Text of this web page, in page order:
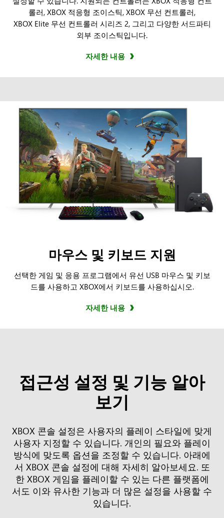
롤러, XBOX 적응형 조이스틱, XBOX 무선 컨트롤러,
XBOX Elite 무선 컨트롤러 시리즈 2, 그리고 다양한 서드파티
외부 조이스틱입니다.
자세한 내용
마우스 및 키보드 지원
선택한 게임 및 응용 프로그램에서 유선 USB 마우스 및 키보
드를 사용하고 XBOX에서 키보드를 사용하십시오.
자세한 내용
접근성 설정 및 기능 알아
보기
XBOX 콘솔 설정은 사용자의 플레이 스타일에 맞게
사용자 지정할 수 있습니다. 개인의 필요와 플레이
방식에 맞도록 옵션을 조정할 수 있습니다. 아래에
서 XBOX 콘솔 설정에 대해 자세히 알아보세요. 또
한 XBOX 게임을 플레이할 수 있는 다른 플랫폼에
서도 이와 유사한 기능과 더 많은 설정을 사용할 수
있습니다.